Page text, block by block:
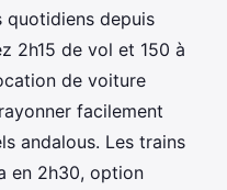
quotidiens depuis
2h15 de vol et 150 à
de voiture
facilement
andalous. Les trains
en 2h30, option